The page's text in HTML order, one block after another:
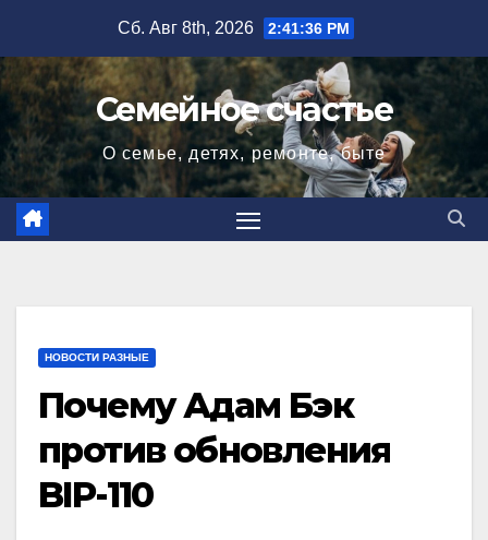
содержимому
Сб. Авг 8th, 2026 2:41:37 PM
Семейное счастье
О семье, детях, ремонте, быте
НОВОСТИ РАЗНЫЕ
Почему Адам Бэк
против обновления
BIP-110